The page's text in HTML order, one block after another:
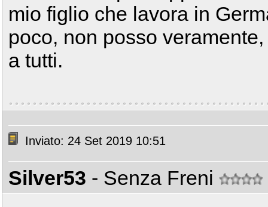
mio figlio che lavora in
poco, non posso
a tutti.
Inviato: 24 Set 2019 10:51
Silver53 - Senza Freni